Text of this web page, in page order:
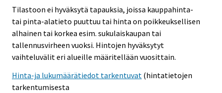
Tilastoon ei hyväksytä tapauksia, joissa kauppahinta-
tai pinta-alatieto puuttuu tai hinta on poikkeuksellisen
alhainen tai korkea esim. sukulaiskaupan tai
tallennusvirheen vuoksi. Hintojen hyväksytyt
vaihteluvälit eri alueille määritellään vuosittain.
Hinta-ja lukumäärätiedot tarkentuvat (hintatietojen
tarkentumisesta